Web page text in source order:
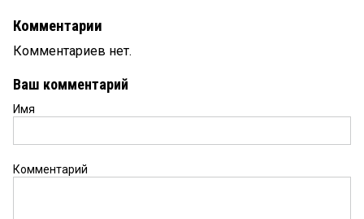
Комментарии
Комментариев нет.
Ваш комментарий
Имя
Комментарий